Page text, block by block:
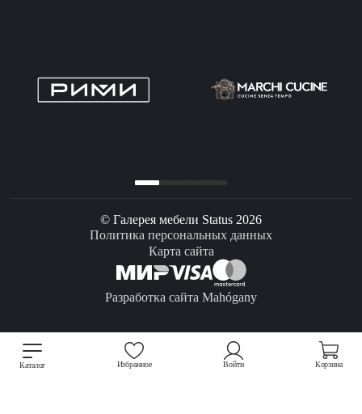
Каталог Избранное Войти Корзина
© Галерея мебели Status 2026
Политика персональных данных
Карта сайта
Разработка сайта Mahógany